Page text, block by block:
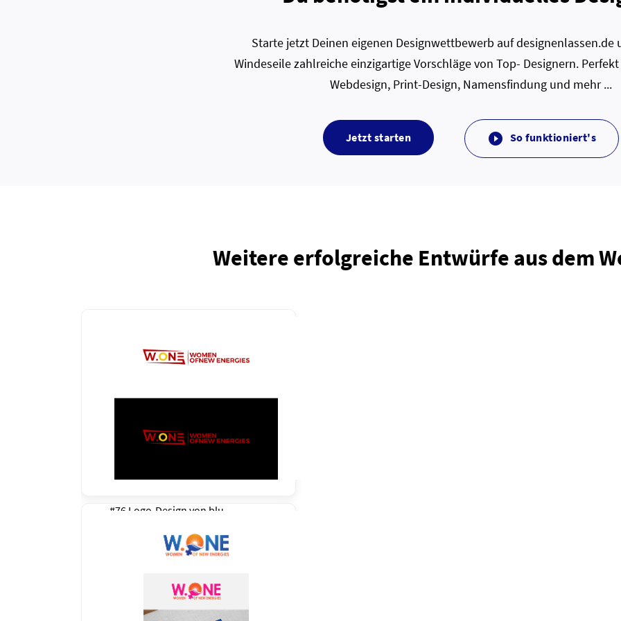
Starte jetzt Deinen eigenen Designwettbewerb auf designenlassen.de
Windeseile zahlreiche einzigartige Vorschläge von Top- Designern.
Webdesign, Print-Design, Namensfindung und mehr ...
Jetzt starten  So funktioniert's
Weitere erfolgreiche Entwürfe aus dem
#76 Logo-Design von blu